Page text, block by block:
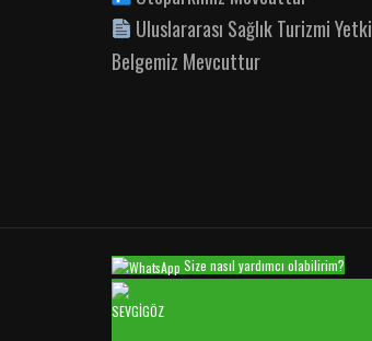
Uluslararası Sağlık Turizmi Yetki
Belgemiz Mevcuttur
Size nasıl yardımcı olabilirim?
SEVGİGÖZ